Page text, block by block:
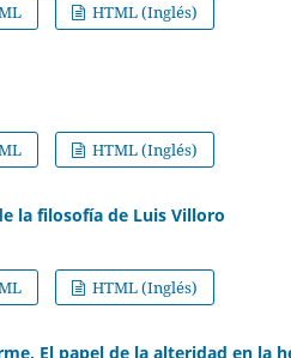
HTML (Inglés)
HTML (Inglés)
la filosofía de Luis Villoro
HTML (Inglés)
El papel de la alteridad en la